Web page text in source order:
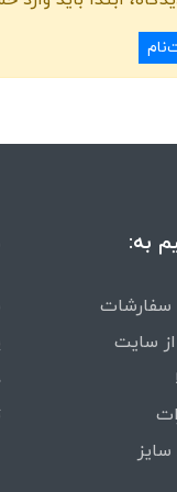
به:
سفارشات
سایت